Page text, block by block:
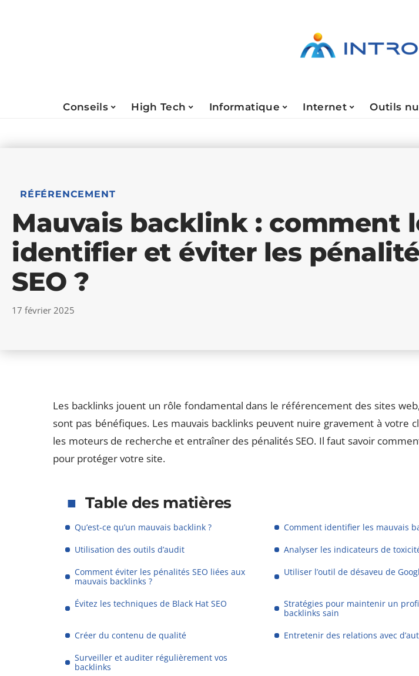
Conseils High Tech Informatique Internet Outils
RÉFÉRENCEMENT
Mauvais backlink : comment
identifier et éviter les
SEO ?
17 février 2025
Les backlinks jouent un rôle fondamental dans le référencement des sites
sont pas bénéfiques. Les mauvais backlinks peuvent nuire gravement à votre
les moteurs de recherche et entraîner des pénalités SEO. Il faut savoir
pour protéger votre site.
Table des matières
Qu’est-ce qu’un mauvais backlink ?
Comment identifier les mauvais
Utilisation des outils d’audit
Analyser les indicateurs de
Comment éviter les pénalités SEO liées aux
mauvais backlinks ?
Utiliser l’outil de désaveu de
Évitez les techniques de Black Hat SEO
Stratégies pour maintenir un
backlinks sain
Créer du contenu de qualité
Entretenir des relations avec
Surveiller et auditer régulièrement vos
backlinks